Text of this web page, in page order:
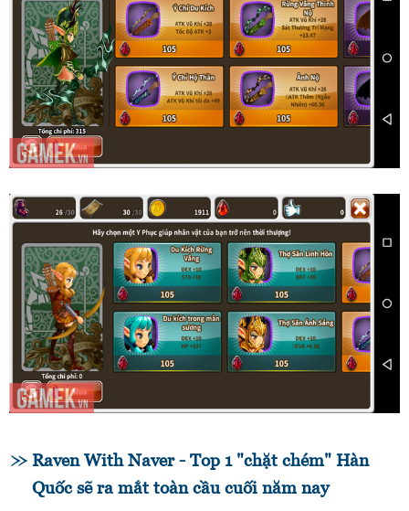
Raven With Naver - Top 1 "chặt chém" Hàn
Quốc sẽ ra mắt toàn cầu cuối năm nay